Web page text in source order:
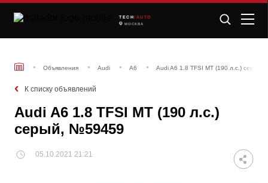
TECH /AUTO
МОСКВА
Объявления Audi A6 Audi A6 1.8 TFSI МТ (190 л.с.) серый,
К списку объявлений
Audi A6 1.8 TFSI МТ (190 л.с.)
серый, №59459
05.10.2021 21:21